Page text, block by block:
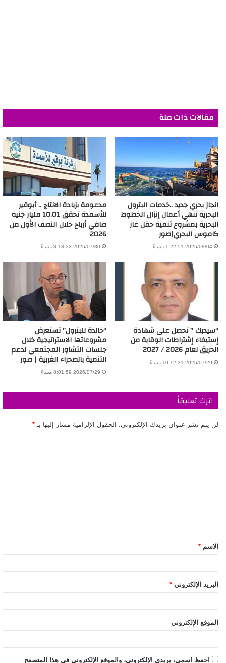
مقالات ذات صلة
انجاز بحري جديد ..خدمات البترول
البحرية تنهي أعمال إنزال الخطوط
البحرية بمشروع تنمية حقل غاز
كاموس البحري|صور
2026/08/04 1:22:51 مساءً
مدعومة بزيادة الانتاج .. أبوقير
للأسمدة تحقق 10.01 مليار جنيه
صافي أرباح خلال النصف الأول من
2026
2026/07/30 3:13:32 مساءً
“سيدبك ” تحصل على شهادة
إستيفاء إشتراطات الوقاية من
الحريق لعام 2026 / 2027
2026/07/29 10:12:31 مساءً
“خالدة للبترول” تستعرض
مشروعاتها الاستراتيجية خلال
جلسات التشاور المجتمعي لدعم
التنمية بالصحراء الغربية | صور
2026/07/29 8:01:59 مساءً
اترك تعليقاً
لن يتم نشر عنوان بريدك الإلكتروني. الحقول الإلزامية مشار إليها بـ *
الاسم *
البريد الإلكتروني *
الموقع الإلكتروني
احفظ اسمي، بريدي الإلكتروني، والموقع الإلكتروني في هذا المتصفح